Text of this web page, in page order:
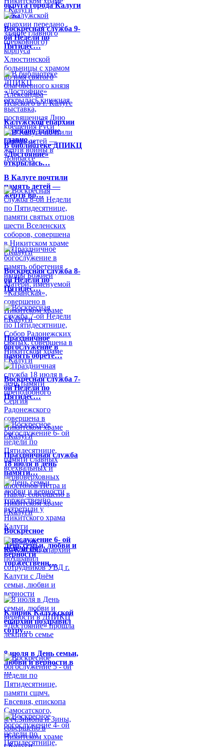
округа города Калуги
по…
Воскресная служба 9-
ой Недели по
Пятидес…
Калужской епархии
передано здание
главно…
В библиотеке ДПИКЦ
«Достояние»
открылась…
В Калуге почтили
память детей —
жертв во…
Воскресная служба 8-
ой Недели по
Пятидес…
Праздничное
богослужение в
память обрете…
Воскресная служба 7-
ой Недели по
Пятидес…
Праздничная служба
18 июля в день
памяти…
Воскресное
богослужение 6- ой
недели по …
День семьи, любви и
верности
торжественн…
Клирик Калужской
епархии поздравил
сотру…
8 июля в День семьи,
любви и верности в
…